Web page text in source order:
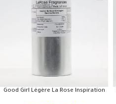
Good Girl Légère La Rose Inspiration